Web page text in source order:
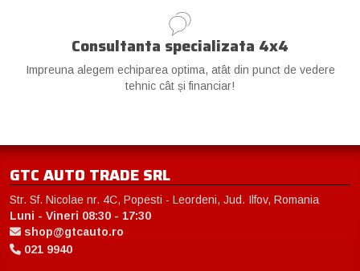
Consultanta specializata 4x4
Impreuna alegem echiparea optima, atât din punct de vedere
tehnic cât și financiar!
GTC AUTO TRADE SRL
Str. Sf. Nicolae nr. 4C, Popesti - Leordeni, Jud. Ilfov, Romania
Luni - Vineri 08:30 - 17:30
shop@gtcauto.ro
021 9940